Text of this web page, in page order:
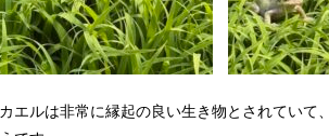
エルは非常に縁起の良い生き物とされていて